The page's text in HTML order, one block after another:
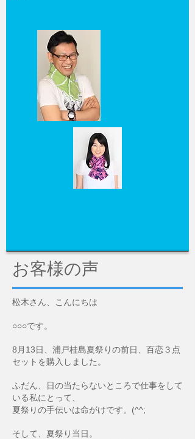
お客様の声
松木さん、こんにちは
○○○です。
8月13日、浦戸桂島夏祭りの前日、百恋３点
セットを購入しました。
ふだん、日の当たらないところで仕事をして
いる私にとって、
夏祭りの手伝いは命がけです。(^^;
そして、夏祭り当日。